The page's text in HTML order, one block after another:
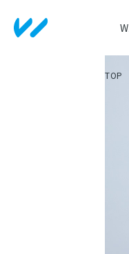
TOP